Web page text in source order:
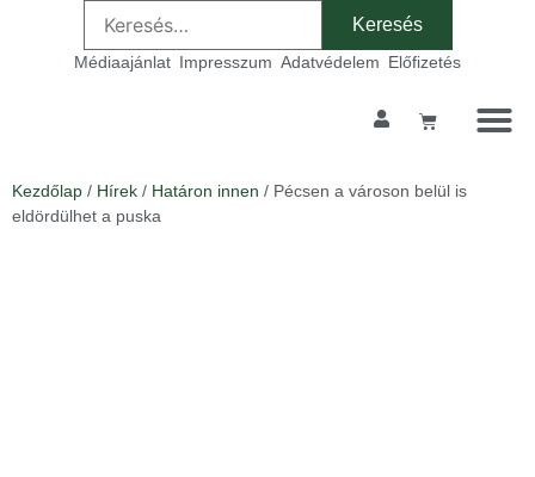
Médiaajánlat Impresszum Adatvédelem Előfizetés
Kezdőlap / Hírek / Határon innen / Pécsen a városon belül is
eldördülhet a puska